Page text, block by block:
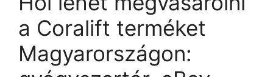
a Coralift terméket
Magyarországon: